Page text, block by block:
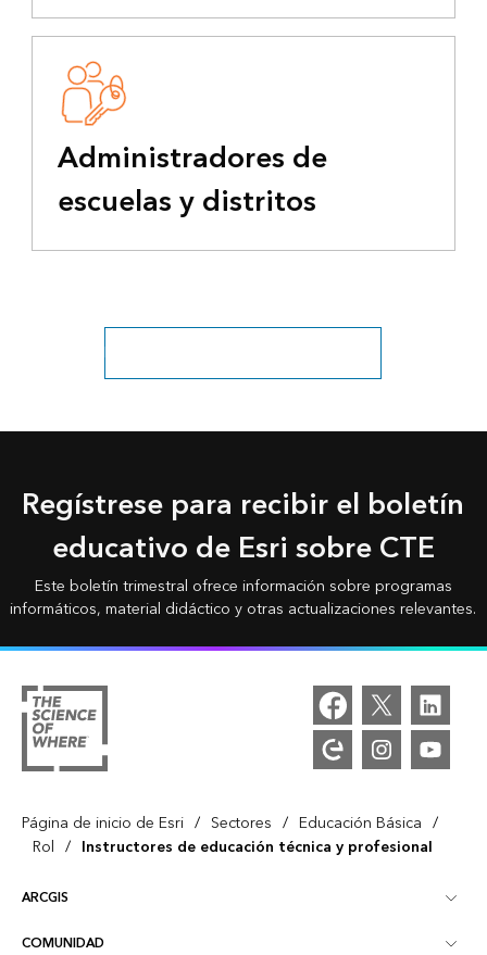
Administradores de
escuelas y distritos
Explorar todos los sectores educativos
Regístrese para recibir el boletín
educativo de Esri sobre CTE
Este boletín trimestral ofrece información sobre programas
informáticos, material didáctico y otras actualizaciones relevantes.
Página de inicio de Esri / Sectores / Educación Básica /
Rol / Instructores de educación técnica y profesional
ARCGIS
Descripción general de ArcGIS
COMUNIDAD